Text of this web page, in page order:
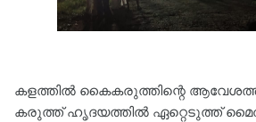
കളത്തിൽ കൈകരുത്തിന്റെ
കരുത്ത് ഹൃദയത്തിൽ ഏറ്റെടുത്ത്